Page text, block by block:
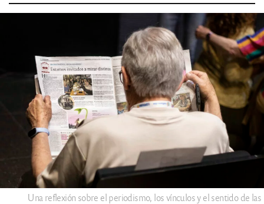
Una reflexión sobre el periodismo, los vínculos y el sentido de las